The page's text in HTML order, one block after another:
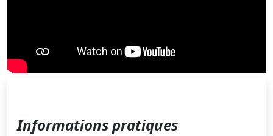
Informations pratiques